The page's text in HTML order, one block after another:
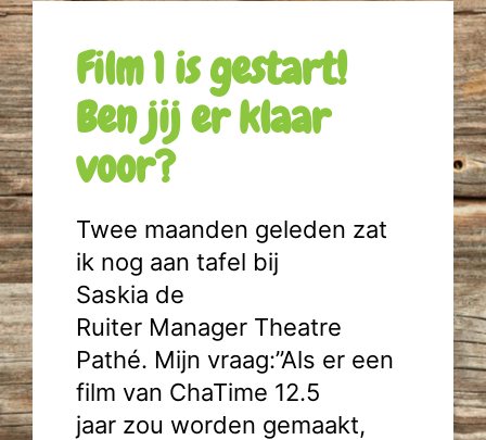
Film 1 is gestart!
Ben jij er klaar
voor?
Twee maanden geleden zat
ik nog aan tafel bij
Saskia de
Ruiter Manager Theatre
Pathé. Mijn vraag:”Als er een
film van ChaTime 12.5
jaar zou worden gemaakt,